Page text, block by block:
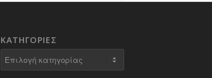
KΑΤΗΓΟΡΊΕΣ